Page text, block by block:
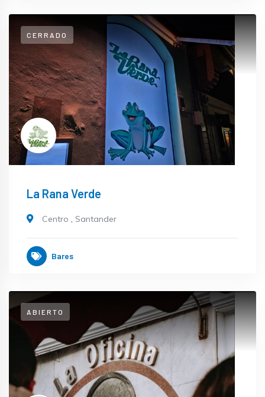
CERRADO
La Rana Verde
Centro , Santander
Bares
ABIERTO